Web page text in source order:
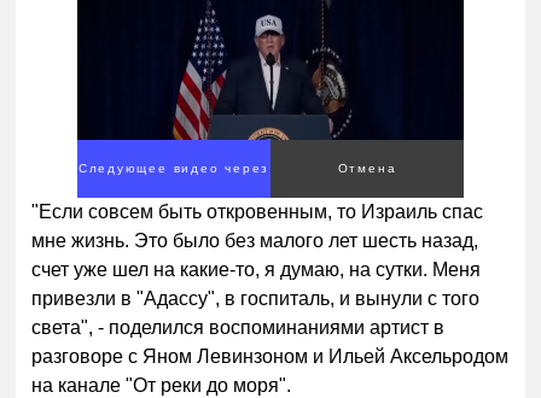
Следующее видео через
4
Отмена
"Если совсем быть откровенным, то Израиль спас
мне жизнь. Это было без малого лет шесть назад,
счет уже шел на какие-то, я думаю, на сутки. Меня
привезли в "Адассу", в госпиталь, и вынули с того
света", - поделился воспоминаниями артист в
разговоре с Яном Левинзоном и Ильей Аксельродом
на канале "От реки до моря".